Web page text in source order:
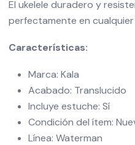
El ukelele duradero y
perfectamente en cualquier
Características:
Marca: Kala
Acabado: Translucido
Incluye estuche: Sí
Condición del ítem:
Línea: Waterman